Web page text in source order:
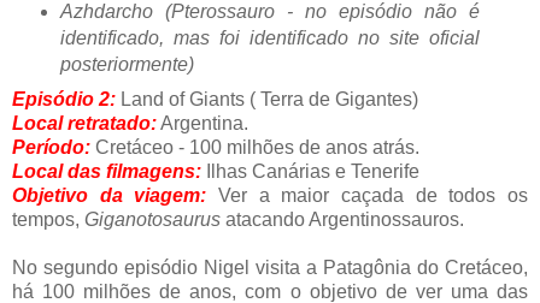
Azhdarcho (Pterossauro - no episódio não é
identificado, mas foi identificado no site oficial
posteriormente)
Episódio 2: Land of Giants ( Terra de Gigantes)
Local retratado:Argentina.
Período: Cretáceo - 100 milhões de anos atrás.
Local das filmagens: Ilhas Canárias e Tenerife
Objetivo da viagem: Ver a maior caçada de todos os
tempos, Giganotosaurus atacando Argentinossauros.
No segundo episódio Nigel visita a Patagônia do Cretáceo,
há 100 milhões de anos, com o objetivo de ver uma das